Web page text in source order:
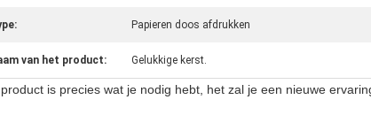
Papieren doos afdrukken
van het product: Gelukkige kerst.
is precies wat je nodig hebt, het zal je een nieuwe